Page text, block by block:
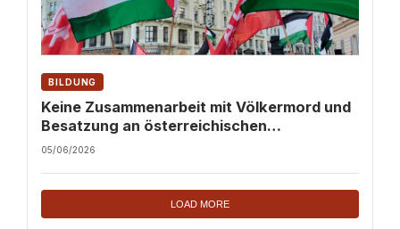
BILDUNG
Keine Zusammenarbeit mit Völkermord und
Besatzung an österreichischen
Hochschulen!
05/06/2026
LOAD MORE